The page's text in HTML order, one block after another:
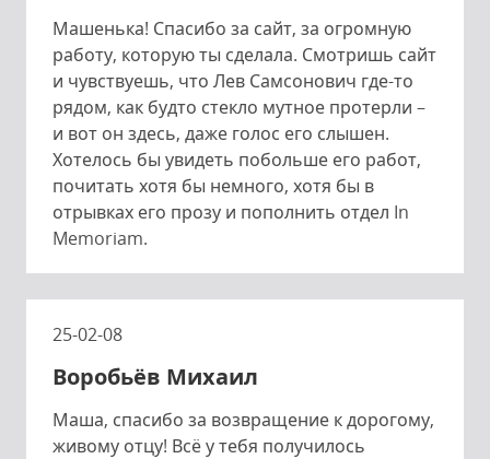
Машенька! Спасибо за сайт, за огромную
работу, которую ты сделала. Смотришь сайт
и чувствуешь, что Лев Самсонович где-то
рядом, как будто стекло мутное протерли –
и вот он здесь, даже голос его слышен.
Хотелось бы увидеть побольше его работ,
почитать хотя бы немного, хотя бы в
отрывках его прозу и пополнить отдел In
Memoriam.
25-02-08
Воробьёв Михаил
Маша, спасибо за возвращение к дорогому,
живому отцу! Всё у тебя получилось